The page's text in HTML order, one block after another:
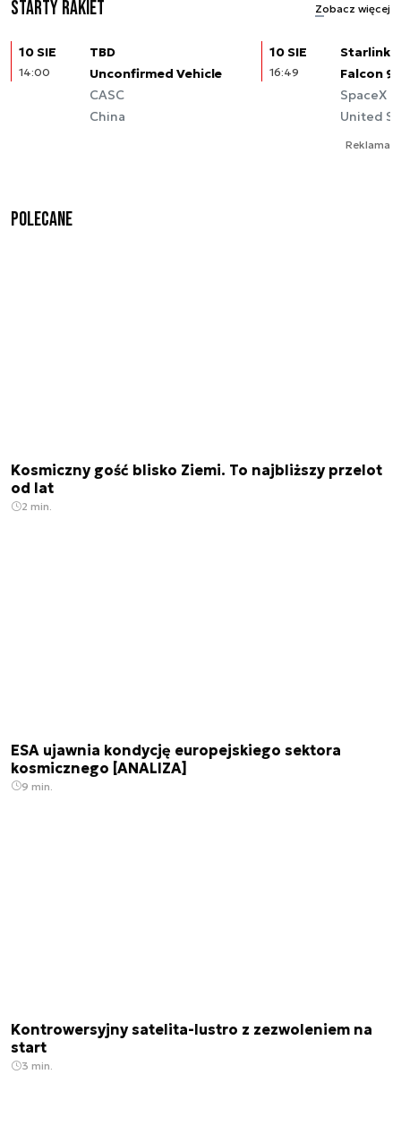
Starty rakiet Zobacz więcej
10 SIE
14:00
TBD
Unconfirmed Vehicle
CASC
China
10 SIE
16:49
Starlink
Falcon 9
SpaceX
United
Reklama
Polecane
Kosmiczny gość blisko Ziemi. To najbliższy przelot
od lat
2 min.
ESA ujawnia kondycję europejskiego sektora
kosmicznego [ANALIZA]
9 min.
Kontrowersyjny satelita-lustro z zezwoleniem na
start
3 min.